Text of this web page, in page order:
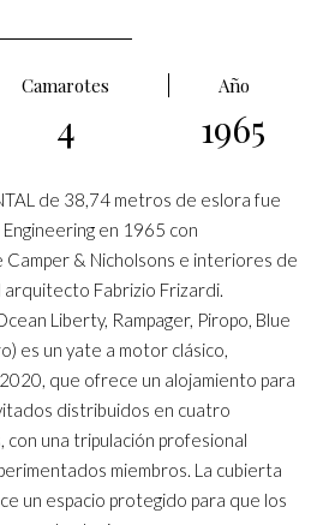
Camarotes Año
4 1965
de 38,74 metros de eslora fue
en 1965 con
& Nicholsons e interiores de
arquitecto Fabrizio Frizardi.
Liberty, Rampager, Piropo, Blue
es un yate a motor clásico,
que ofrece un alojamiento para
distribuidos en cuatro
con una tripulación profesional
miembros. La cubierta
un espacio protegido para que los